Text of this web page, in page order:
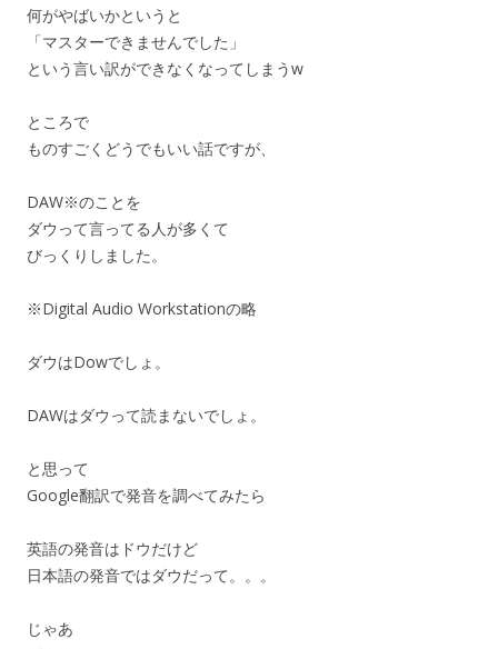
何がやばいかというと
「マスターできませんでした」
という言い訳ができなくなってしまうw
ところで
ものすごくどうでもいい話ですが、
DAW※のことを
ダウって言ってる人が多くて
びっくりしました。
※Digital Audio Workstationの略
ダウはDowでしょ。
DAWはダウって読まないでしょ。
と思って
Google翻訳で発音を調べてみたら
英語の発音はドウだけど
日本語の発音ではダウだって。。。
じゃあ